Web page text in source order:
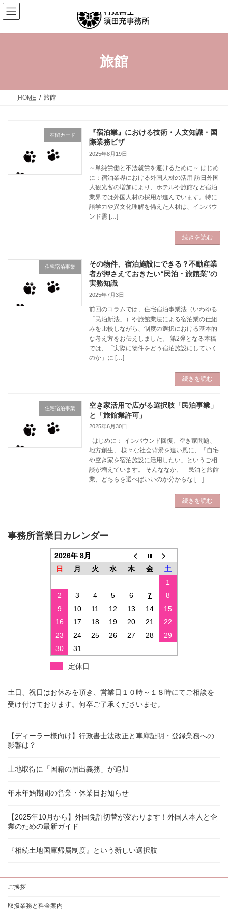
コ
ン
テ
ン
ナ
ビ
ゲ
ー
旅館
HOME 旅館
在留カード
『宿泊業』における技術・人文知識・国
際業務ビザ
2025年8月19日
～単純労働と不法就労を避けるために～ はじめ
に：宿泊業界における外国人材の活用 訪日外国
人観光客の増加により、ホテルや旅館など宿泊
業界では外国人材の採用が進んでいます。特に
語学力や異文化理解を備えた人材は、インバウ
ンド需 […]
続きを読む
住宅宿泊事業
その物件、宿泊施設にできる？不動産業
者が押さえておきたい“民泊・旅館業”の
実務知識
2025年7月3日
前回のコラムでは、住宅宿泊事業法（いわゆる
「民泊新法」）や旅館業法による宿泊業の仕組
みを比較しながら、制度の選択における基本的
な考え方をお伝えしました。 第2弾となる本稿
では、「実際に物件をどう宿泊施設にしていく
のか」に […]
続きを読む
住宅宿泊事業
空き家活用で広がる選択肢「民泊事業」
と「旅館業許可」
2025年6月30日
はじめに： インバウンド回復、空き家問題、
地方創生、 様々な社会背景を追い風に、「自宅
や空き家を宿泊施設に活用したい」というご相
談が増えています。 そんななか、「民泊と旅館
業、どちらを選べばいいのか分からな […]
続きを読む
事務所営業日カレンダー
2026年 8月
日
月 火 水 木 金
土
1
2
3 4 5 6 7
8
9
10 11 12 13 14
15
16
17 18 19 20 21
22
23
24 25 26 27 28
29
30
31
定休日
土日、祝日はお休みを頂き、営業日１０時～１８時にてご相談を
受け付けております。何卒ご了承くださいませ。
【ディーラー様向け】行政書士法改正と車庫証明・登録業務への
影響は？
土地取得に「国籍の届出義務」が追加
年末年始期間の営業・休業日お知らせ
【2025年10月から】外国免許切替が変わります！外国人本人と企
業のための最新ガイド
『相続土地国庫帰属制度』という新しい選択肢
ご挨拶
取扱業務と料金案内